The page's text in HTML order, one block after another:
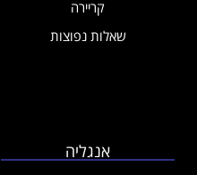
קריירה
שאלות נפוצות
אנגליה